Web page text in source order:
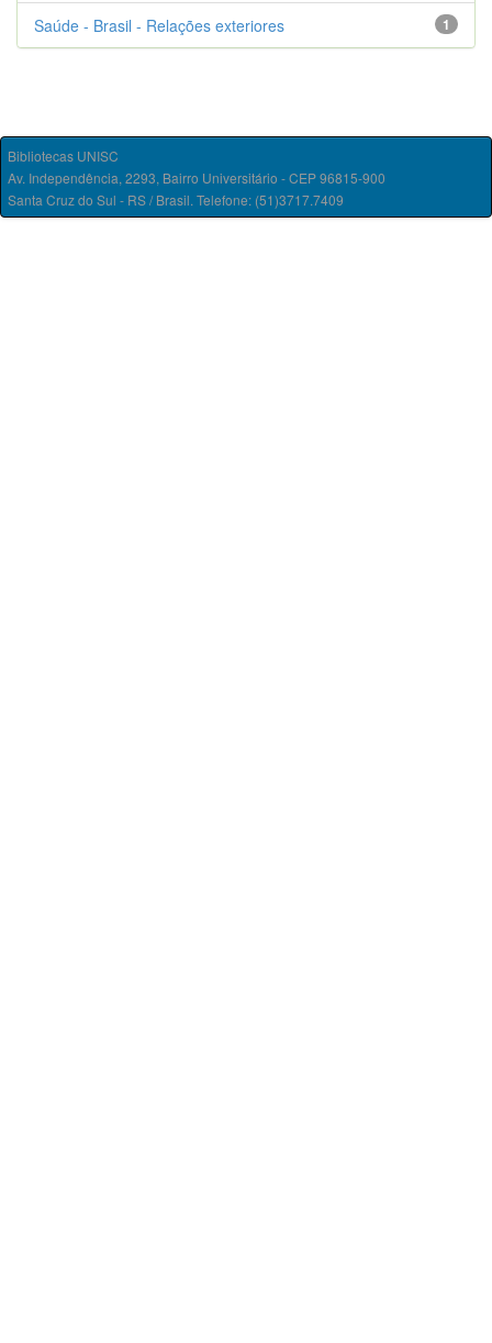
1
Saúde - Brasil - Relações exteriores
Bibliotecas UNISC
Av. Independência, 2293, Bairro Universitário - CEP 96815-900
Santa Cruz do Sul - RS / Brasil. Telefone: (51)3717.7409